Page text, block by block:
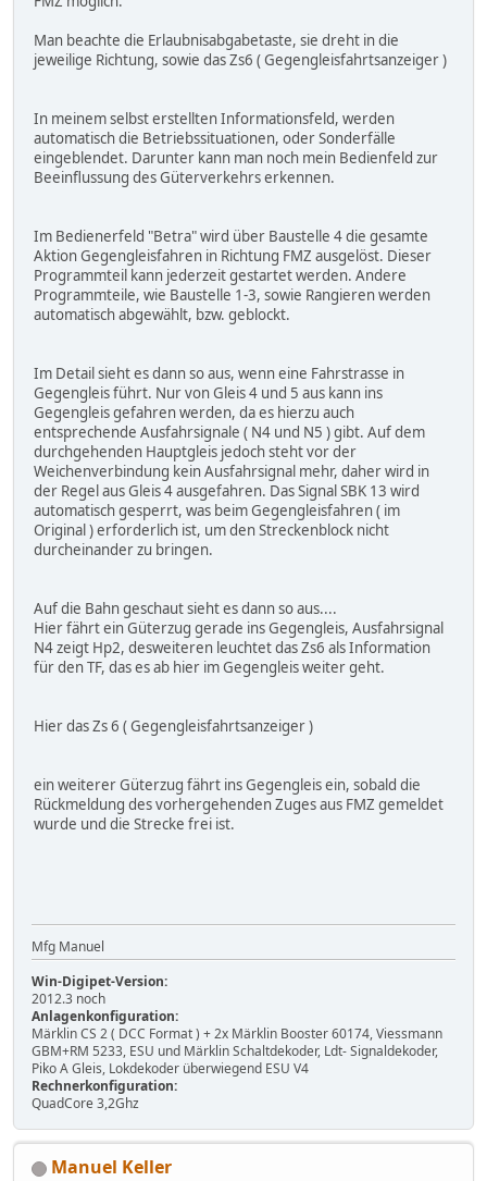
Man beachte die Erlaubnisabgabetaste, sie dreht in die
jeweilige Richtung, sowie das Zs6 ( Gegengleisfahrtsanzeiger )
In meinem selbst erstellten Informationsfeld, werden
automatisch die Betriebssituationen, oder Sonderfälle
eingeblendet. Darunter kann man noch mein Bedienfeld zur
Beeinflussung des Güterverkehrs erkennen.
Im Bedienerfeld "Betra" wird über Baustelle 4 die gesamte
Aktion Gegengleisfahren in Richtung FMZ ausgelöst. Dieser
Programmteil kann jederzeit gestartet werden. Andere
Programmteile, wie Baustelle 1-3, sowie Rangieren werden
automatisch abgewählt, bzw. geblockt.
Im Detail sieht es dann so aus, wenn eine Fahrstrasse in
Gegengleis führt. Nur von Gleis 4 und 5 aus kann ins
Gegengleis gefahren werden, da es hierzu auch
entsprechende Ausfahrsignale ( N4 und N5 ) gibt. Auf dem
durchgehenden Hauptgleis jedoch steht vor der
Weichenverbindung kein Ausfahrsignal mehr, daher wird in
der Regel aus Gleis 4 ausgefahren. Das Signal SBK 13 wird
automatisch gesperrt, was beim Gegengleisfahren ( im
Original ) erforderlich ist, um den Streckenblock nicht
durcheinander zu bringen.
Auf die Bahn geschaut sieht es dann so aus....
Hier fährt ein Güterzug gerade ins Gegengleis, Ausfahrsignal
N4 zeigt Hp2, desweiteren leuchtet das Zs6 als Information
für den TF, das es ab hier im Gegengleis weiter geht.
Hier das Zs 6 ( Gegengleisfahrtsanzeiger )
ein weiterer Güterzug fährt ins Gegengleis ein, sobald die
Rückmeldung des vorhergehenden Zuges aus FMZ gemeldet
wurde und die Strecke frei ist.
Mfg Manuel
Win-Digipet-Version:
2012.3 noch
Anlagenkonfiguration:
Märklin CS 2 ( DCC Format ) + 2x Märklin Booster 60174, Viessmann
GBM+RM 5233, ESU und Märklin Schaltdekoder, Ldt- Signaldekoder,
Piko A Gleis, Lokdekoder überwiegend ESU V4
Rechnerkonfiguration:
QuadCore 3,2Ghz
Manuel Keller